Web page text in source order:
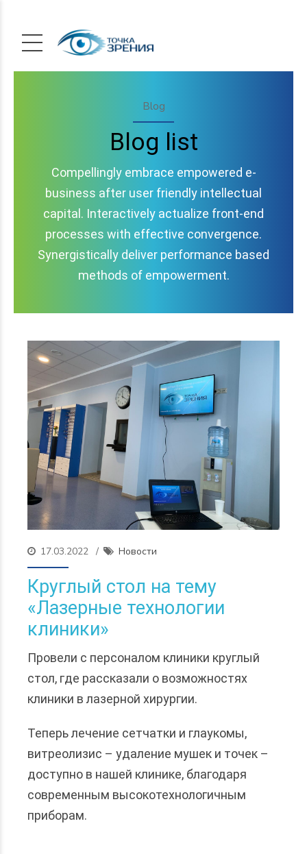
Blog
Blog list
Compellingly embrace empowered e-
business after user friendly intellectual
capital. Interactively actualize front-end
processes with effective convergence.
Synergistically deliver performance based
methods of empowerment.
17.03.2022 Новости
Круглый стол на тему
«Лазерные технологии
клиники»
Провели с персоналом клиники круглый
стол, где рассказали о возможностях
клиники в лазерной хирургии.
Теперь лечение сетчатки и глаукомы,
витреолизис – удаление мушек и точек –
доступно в нашей клинике, благодаря
современным высокотехнологичным
приборам.